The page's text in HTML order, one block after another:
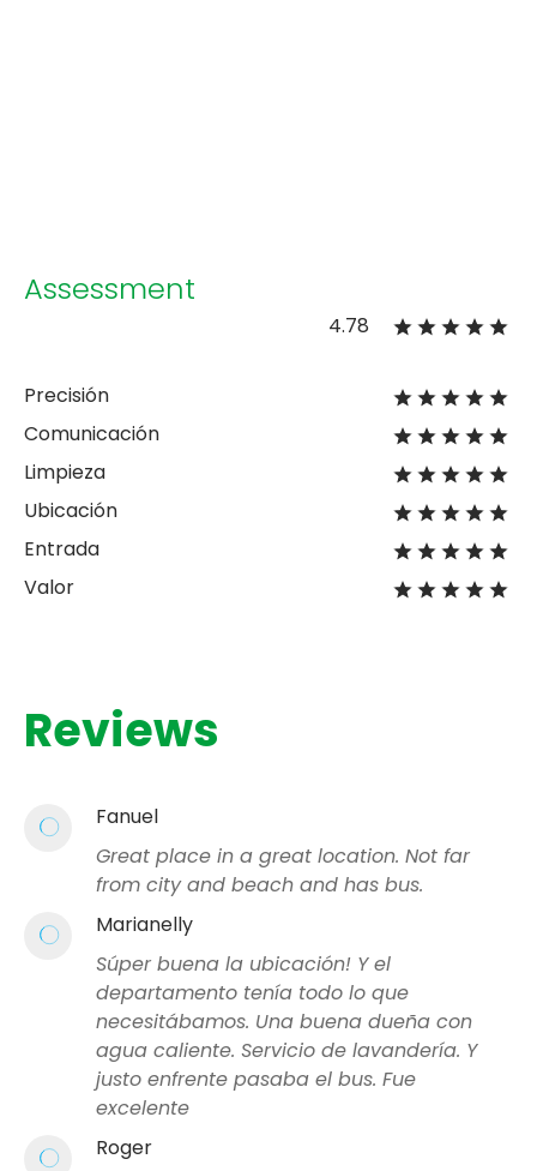
Assessment
4.78
Precisión
Comunicación
Limpieza
Ubicación
Entrada
Valor
Reviews
Fanuel
Great place in a great location. Not far
from city and beach and has bus.
Marianelly
Súper buena la ubicación! Y el
departamento tenía todo lo que
necesitábamos. Una buena dueña con
agua caliente. Servicio de lavandería. Y
justo enfrente pasaba el bus. Fue
excelente
Roger